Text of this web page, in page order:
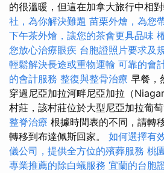
的很溫暖，但這在加拿大旅行中相對
社，為你解決難題 苗栗外燴，為您
下午茶外燴，讓您的茶會更具品味
您放心治療眼疾 台胞證照片要求及
輕鬆解決長途或重物運輸 可靠的會
的會計服務 整復與整骨治療 早餐，
穿過尼亞加拉河畔尼亞加拉（
村莊，該村莊位於大型尼亞加拉葡萄
整脊治療 根據時間表的不同，請轉
轉移到布達佩斯回家。 如何選擇有
儀公司，提供全方位的殯葬服務 桃
專業推薦的除白蟻服務 宜蘭的台胞